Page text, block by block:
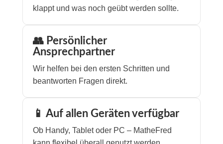
klappt und was noch geübt werden sollte.
👥 Persönlicher
Ansprechpartner
Wir helfen bei den ersten Schritten und
beantworten Fragen direkt.
📱 Auf allen Geräten verfügbar
Ob Handy, Tablet oder PC – MatheFred